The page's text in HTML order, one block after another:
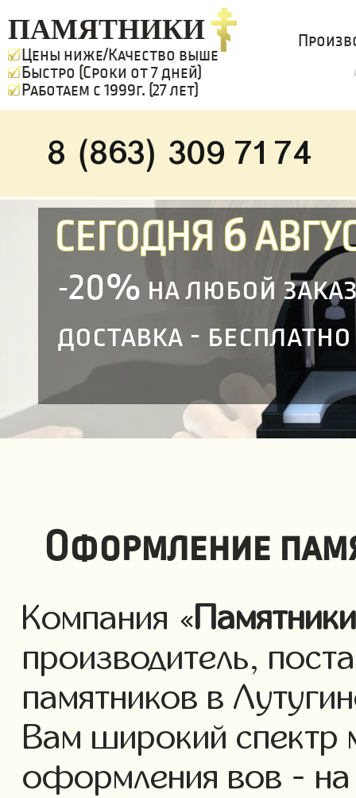
ПАМЯТНИКИ
Цены ниже/Качество выше
Быстро (Сроки от 7 дней)
Работаем с 1999г. (27 лет)
8 (863) 309 71 74
СЕГОДНЯ 6
-20% на любой
доставка - бесплатно
Оформление
Компания «Памятники
производитель,
памятников в
Вам широкий спектр
оформления вов - на